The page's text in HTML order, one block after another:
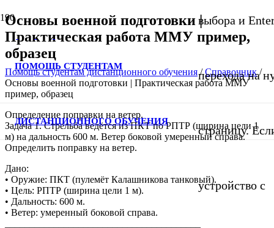
ПОМОЩЬ СТУДЕНТАМ
ДИСТАНЦИОННОГО ОБУЧЕНИЯ
выбора и
перехода на
страницу.
устройство с
Основы военной подготовки |
Практическая работа ММУ пример,
образец
Помощь студентам дистанционного обучения/Справочник/
Основы военной подготовки | Практическая работа ММУ
пример, образец
Определение поправки на ветер.
Задача 1. Стрельба ведётся из ПКТ по РПТР (ширина цели 1
м) на дальность 600 м. Ветер боковой умеренный справа.
Определить поправку на ветер.
Дано:
• Оружие: ПКТ (пулемёт Калашникова танковый).
• Цель: РПТР (ширина цели 1 м).
• Дальность: 600 м.
• Ветер: умеренный боковой справа.